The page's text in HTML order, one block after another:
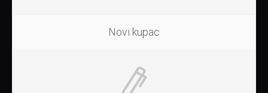
Novi kupac